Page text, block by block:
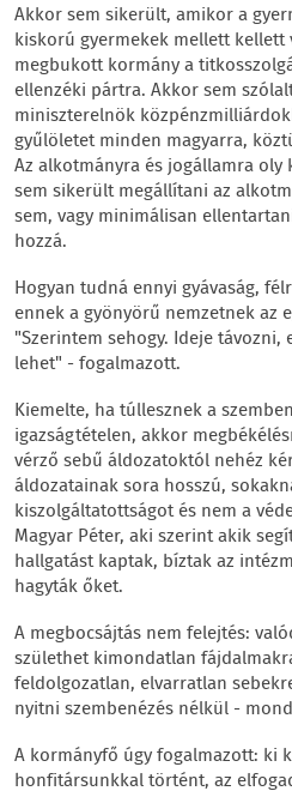
Akkor sem sikerült, amikor a
kiskorú gyermekek mellett
megbukott kormány a
ellenzéki pártra. Akkor sem
miniszterelnök
gyűlöletet minden magyarra,
Az alkotmányra és jogállamra oly
sem sikerült megállítani az
sem, vagy minimálisan
hozzá.
Hogyan tudná ennyi gyávaság,
ennek a gyönyörű nemzetnek az
"Szerintem sehogy. Ideje
lehet" - fogalmazott.
Kiemelte, ha túllesznek a
igazságtételen, akkor
vérző sebű áldozatoktól nehéz
áldozatainak sora hosszú,
kiszolgáltatottságot és nem a
Magyar Péter, aki szerint akik
hallgatást kaptak, bíztak az
hagyták őket.
A megbocsájtás nem felejtés:
születhet kimondatlan
feldolgozatlan, elvarratlan
nyitni szembenézés nélkül -
A kormányfő úgy fogalmazott: ki
honfitársunkkal történt, az